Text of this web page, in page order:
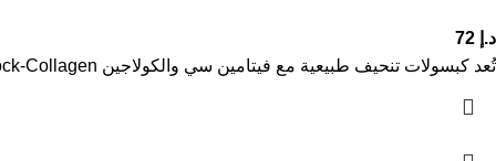
د.إ
تُعد كبسولات تنحيف طبيعية مع فيتامين سي والكولاجين Car-B-Bock-Collagen مكملًا غذائيًا متكاملًا مصممًا لدعم التحكم في الوزن وتعزيز مظهر البشرة